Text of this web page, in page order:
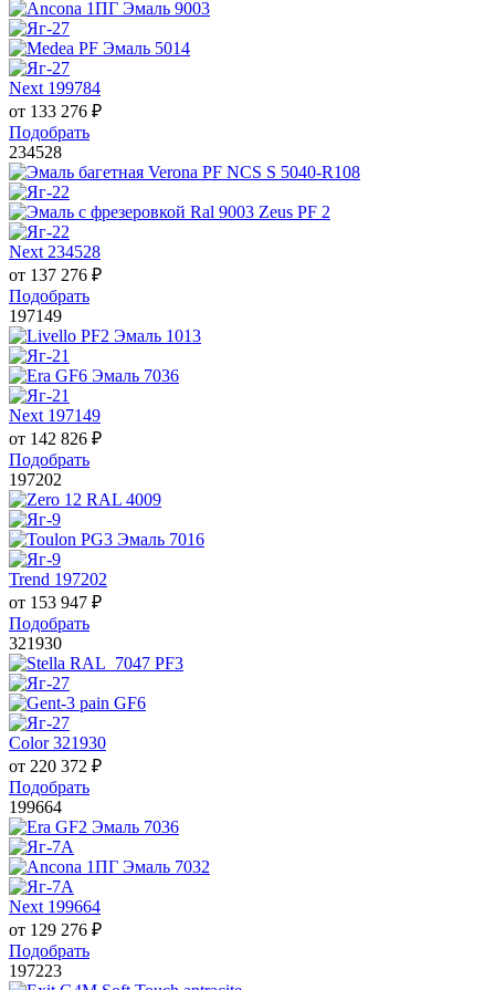
Next 199784
от 133 276 ₽
Подобрать
234528
Next 234528
от 137 276 ₽
Подобрать
197149
Next 197149
от 142 826 ₽
Подобрать
197202
Trend 197202
от 153 947 ₽
Подобрать
321930
Color 321930
от 220 372 ₽
Подобрать
199664
Next 199664
от 129 276 ₽
Подобрать
197223